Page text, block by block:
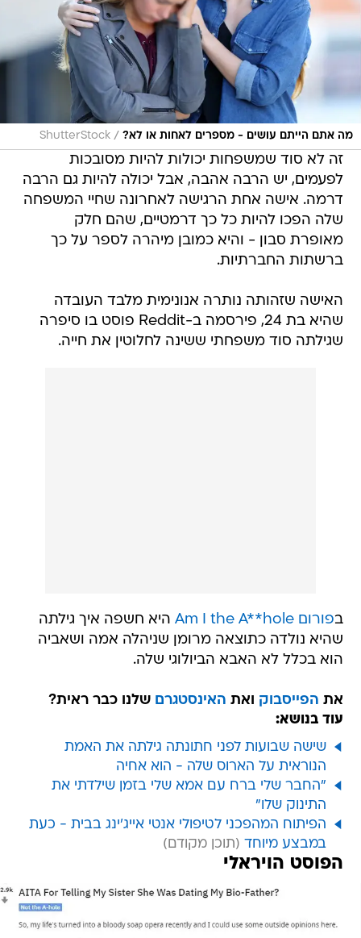
מה אתם הייתם עושים - מספרים לאחות או לא? /
ShutterStock
זה לא סוד שמשפחות יכולות להיות מסובכות
לפעמים, יש הרבה אהבה, אבל יכולה להיות גם הרבה
דרמה. אישה אחת הרגישה לאחרונה שחיי המשפחה
שלה הפכו להיות כל כך דרמטיים, שהם חלק
מאופרת סבון - והיא כמובן מיהרה לספר על כך
ברשתות החברתיות.
האישה שזהותה נותרה אנונימית מלבד העובדה
שהיא בת 24, פירסמה ב-Reddit פוסט בו סיפרה
שגילתה סוד משפחתי ששינה לחלוטין את חייה.
בפורום Am I the A**hole
היא חשפה איך גילתה
שהיא נולדה כתוצאה מרומן שניהלה אמה ושאביה
הוא בכלל לא האבא הביולוגי שלה.
את הפייסבוק ואת האינסטגרם שלנו כבר ראית?
עוד בנושא:
שישה שבועות לפני חתונתה גילתה את האמת
הנוראית על הארוס שלה - הוא אחיה
"החבר שלי ברח עם אמא שלי בזמן שילדתי את
התינוק שלו"
הפיתוח המהפכני לטיפולי אנטי אייג'ינג בבית - כעת
במבצע מיוחד
הפוסט הויראלי